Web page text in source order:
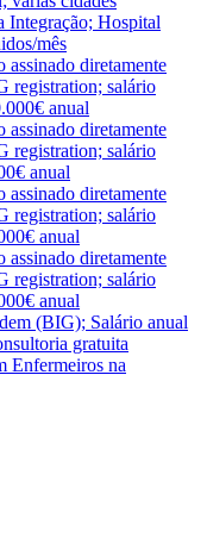
Integração; Hospital
mês
diretamente
registration; salário
anual
diretamente
registration; salário
anual
diretamente
registration; salário
anual
diretamente
registration; salário
anual
(BIG); Salário anual
gratuita
Enfermeiros na